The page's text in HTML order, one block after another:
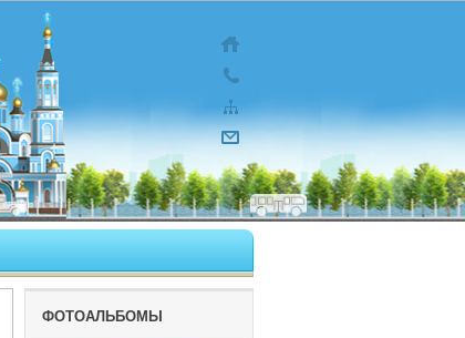
ФОТОАЛЬБОМЫ